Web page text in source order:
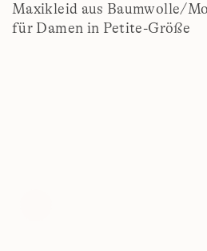
Maxikleid aus Baumwolle/
für Damen in Petite-Größe